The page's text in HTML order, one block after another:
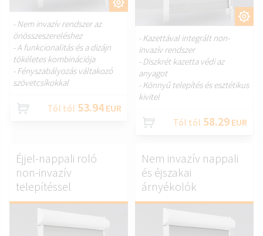
- Nem invazív rendszer az
önösszeszereléshez
- A funkcionalitás és a dizájn
tökéletes kombinációja
- Fényszabályozás váltakozó
szövetcsíkokkal
Tól től 53.94 EUR
- Kazettával integrált non-
invazív rendszer
- Diszkrét kazetta védi az
anyagot
- Könnyű telepítés és esztétikus
kivitel
Tól től 58.29 EUR
Éjjel-nappali roló
non-invazív
telepítéssel
Nem invazív nappali
és éjszakai
árnyékolók